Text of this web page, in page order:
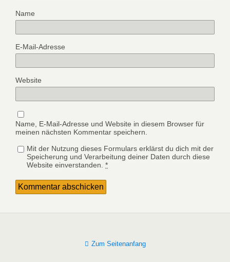
Name
E-Mail-Adresse
Website
Name, E-Mail-Adresse und Website in diesem Browser für
meinen nächsten Kommentar speichern.
Mit der Nutzung dieses Formulars erklärst du dich mit der
Speicherung und Verarbeitung deiner Daten durch diese
Website einverstanden. *
Zum Seitenanfang